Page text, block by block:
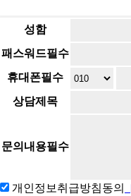
성함
패스워드필수
휴대폰필수
상담제목
문의내용필수
개인정보취급방침동의